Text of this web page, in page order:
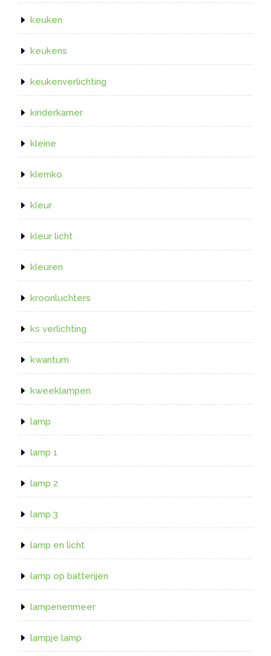
keuken
keukens
keukenverlichting
kinderkamer
kleine
klemko
kleur
kleur licht
kleuren
kroonluchters
ks verlichting
kwantum
kweeklampen
lamp
lamp 1
lamp 2
lamp 3
lamp en licht
lamp op batterijen
lampenenmeer
lampje lamp